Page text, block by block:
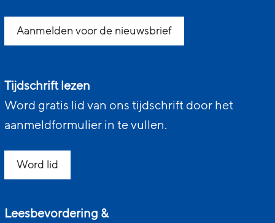
Aanmelden voor de nieuwsbrief
Tijdschrift lezen
Word gratis lid van ons tijdschrift door het
aanmeldformulier in te vullen.
Word lid
Leesbevordering &